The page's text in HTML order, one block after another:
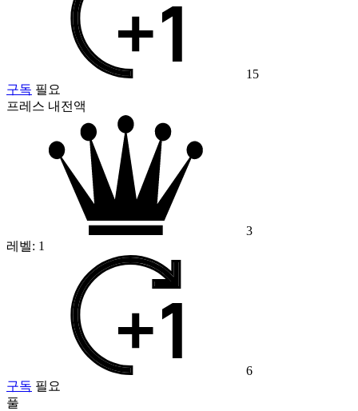
15
구독 필요
프레스 내전액
3
레벨: 1
6
구독 필요
풀